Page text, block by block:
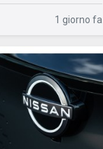
1 giorno fa